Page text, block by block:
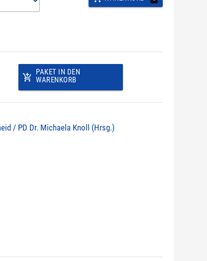
add_shopping_cart
PAKET IN DEN
WARENKORB
/ PD Dr. Michaela Knoll (Hrsg.)